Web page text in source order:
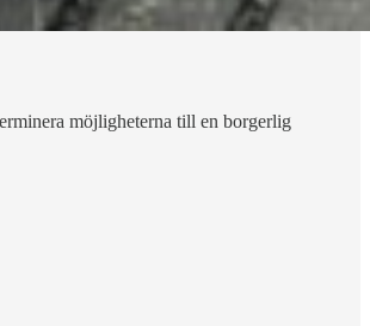
möjligheterna till en borgerlig